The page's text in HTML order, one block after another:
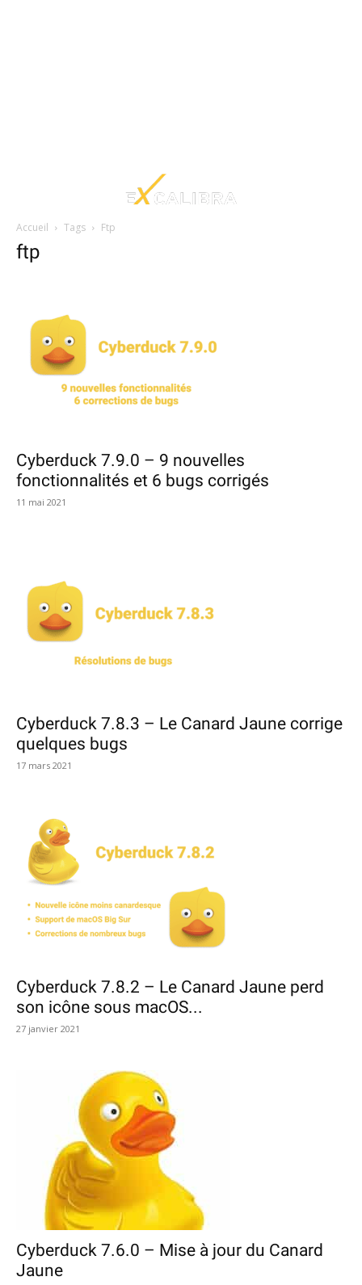
Accueil Tags Ftp
ftp
Cyberduck 7.9.0 – 9 nouvelles
fonctionnalités et 6 bugs corrigés
11 mai 2021
Cyberduck 7.8.3 – Le Canard Jaune corrige
quelques bugs
17 mars 2021
Cyberduck 7.8.2 – Le Canard Jaune perd
son icône sous macOS...
27 janvier 2021
Cyberduck 7.6.0 – Mise à jour du Canard
Jaune